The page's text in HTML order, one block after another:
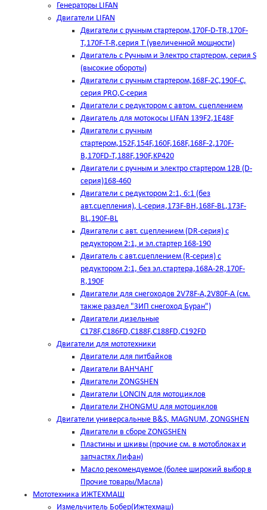
Генераторы LIFAN
Двигатели LIFAN
Двигатели с ручным стартером,170F-D-TR,170F-
T,170F-T-R,серия Т (увеличенной мощности)
Двигатель с Ручным и Электро стартером, серия S
(высокие обороты)
Двигатели с ручным стартером,168F-2C,190F-C,
серия PRO,C-серия
Двигатели с редуктором с автом. сцеплением
Двигатель для мотокосы LIFAN 139F2,1E48F
Двигатели с ручным
стартером,152F,154F,160F,168F,168F-2,170F-
B,170FD-T,188F,190F,KP420
Двигатели с ручным и электро стартером 12В (D-
серия)168-460
Двигатели с редуктором 2:1, 6:1 (без
авт.сцепления), L-серия,173F-BH,168F-BL,173F-
BL,190F-BL
Двигатели с авт. сцеплением (DR-серия) с
редуктором 2:1, и эл.стартер 168-190
Двигатель с авт.сцеплением (R-серия) с
редуктором 2:1, без эл.стартера,168А-2R,170F-
R,190F
Двигатели для снегоходов 2V78F-A,2V80F-A (см.
также раздел "ЗИП снегоход Буран")
Двигатели дизельные
C178F,С186FD,C188F,C188FD,C192FD
Двигатели для мототехники
Двигатели для питбайков
Двигатели ВАНЧАНГ
Двигатели ZONGSHEN
Двигатели LONCIN для мотоциклов
Двигатели ZHONGMU для мотоциклов
Двигатели универсальные B&S, MAGNUM, ZONGSHEN
Двигатели в сборе ZONGSHEN
Пластины и шкивы (прочие см. в мотоблоках и
запчастях Лифан)
Масло рекомендуемое (более широкий выбор в
Прочие товары/Масла)
Мототехника ИЖТЕХМАШ
Измельчитель Бобер(Ижтехмаш)